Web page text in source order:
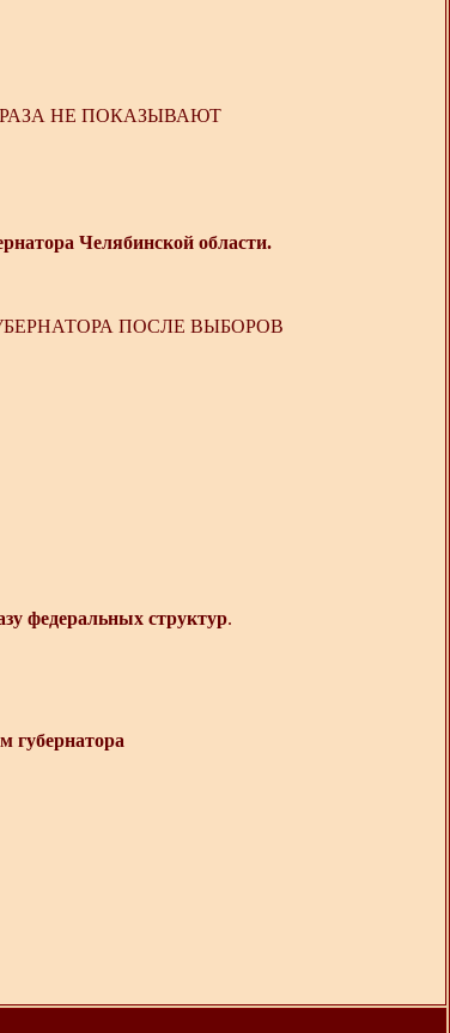
НЕ ПОКАЗЫВАЮТ
Челябинской области.
ПОСЛЕ ВЫБОРОВ
федеральных структур.